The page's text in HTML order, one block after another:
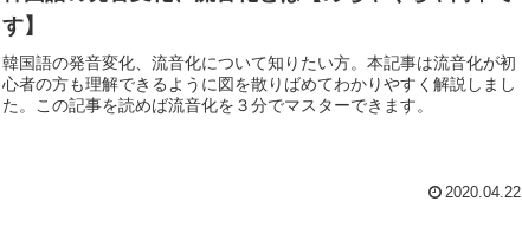
す】
韓国語の発音変化、流音化について知りたい方。本記事は流音化が初
心者の方も理解できるように図を散りばめてわかりやすく解説しまし
た。この記事を読めば流音化を３分でマスターできます。
2020.04.22